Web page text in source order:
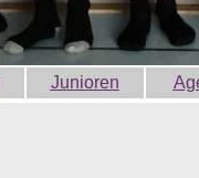
Junioren